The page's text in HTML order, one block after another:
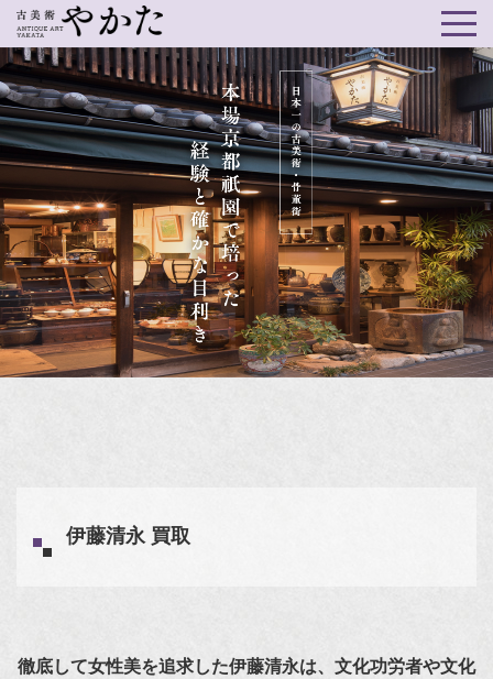
伊藤清永 買取
徹底して女性美を追求した伊藤清永は、文化功労者や文化